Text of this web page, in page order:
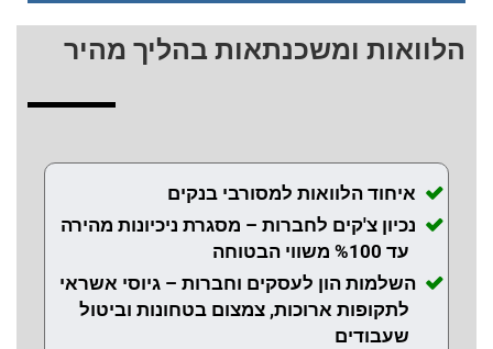
הלוואות ומשכנתאות בהליך מהיר
איחוד הלוואות למסורבי בנקים
נכיון צ'קים לחברות – מסגרת ניכיונות מהירה
עד %100 משווי הבטוחה
השלמות הון לעסקים וחברות – גיוסי אשראי
לתקופות ארוכות, צמצום בטחונות וביטול
שעבודים